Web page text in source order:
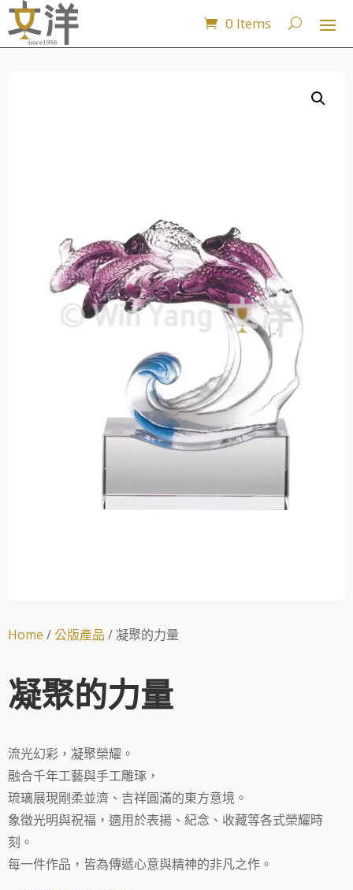
0 Items
Home /公版產品 / 凝聚的力量
凝聚的力量
流光幻彩，凝聚榮耀。
融合千年工藝與手工雕琢，
琉璃展現剛柔並濟、吉祥圓滿的東方意境。
象徵光明與祝福，適用於表揚、紀念、收藏等各式榮耀時
刻。
每一件作品，皆為傳遞心意與精神的非凡之作。